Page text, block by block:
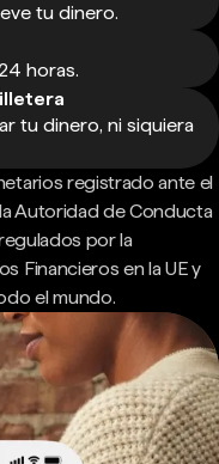
tu dinero.
horas.
tu dinero, ni siquiera
registrado ante el
Autoridad de Conducta
por la
Financieros en la UE y
el mundo.